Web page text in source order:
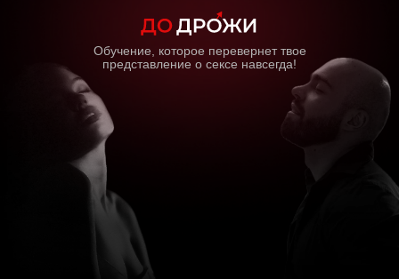
Обучение, которое перевернет твое
представление о сексе навсегда!